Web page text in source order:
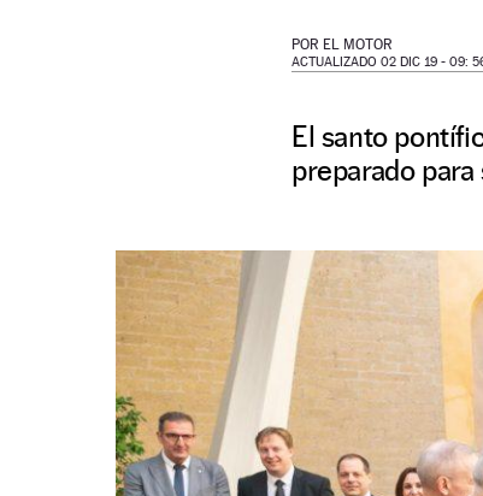
POR EL MOTOR
ACTUALIZADO 02 DIC 19 - 09:
El santo
preparado